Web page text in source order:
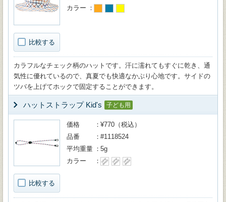
比較する
カラー
カラフルなチェック柄のハットです。汗に濡れてもすぐに乾き、通
気性に優れているので、真夏でも快適なかぶり心地です。サイドの
ツバを上げてホックで固定することができます。
ハットストラップ Kid's 子ども用
比較する
価格
¥770（税込）
品番
#1118524
平均重量
5g
カラー